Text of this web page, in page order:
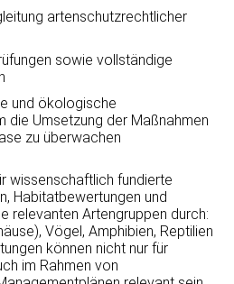
artenschutzrechtlicher
sowie vollständige
und ökologische
die Umsetzung der Maßnahmen
zu überwachen
wissenschaftlich fundierte
Habitatbewertungen und
relevanten Artengruppen durch:
Vögel, Amphibien, Reptilien
können nicht nur für
im Rahmen von